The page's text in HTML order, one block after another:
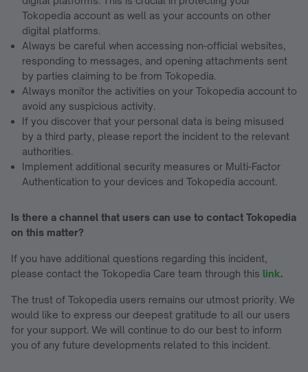
Tokopedia account as well as your accounts on other
digital platforms.
Always be careful when accessing non-official websites,
responding to messages, and opening attachments sent
by parties claiming to be from Tokopedia.
Always monitor the activities on your Tokopedia account to
avoid any suspicious activity.
If you discover that your personal data is being misused
by a third party, please report the incident to the relevant
authorities.
Implement additional security measures or Multi-Factor
Authentication to your devices and Tokopedia account.
Is there a channel that users can use to contact Tokopedia
on this matter?
If you have additional questions regarding this incident,
please contact the Tokopedia Care team through this link.
The trust of Tokopedia users remains our utmost priority. We
would like to express our deepest gratitude to all our users
for your support. We will continue to do our best to inform
you of any future developments related to this incident.